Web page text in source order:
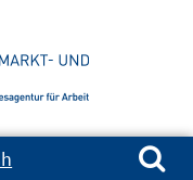
Suchen nach: